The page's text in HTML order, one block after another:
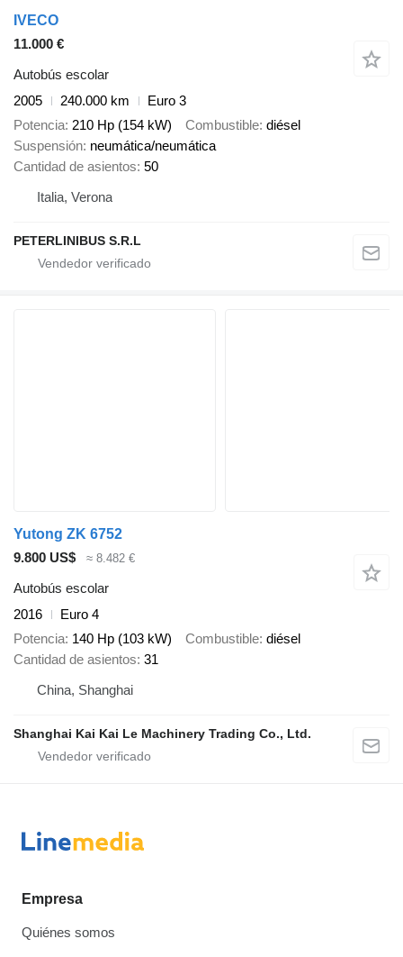
IVECO
11.000 €
Autobús escolar
2005
240.000 km
Euro 3
Potencia 210 Hp (154 kW) Combustible diésel
Suspensión neumática/neumática
Cantidad de asientos 50
Italia, Verona
PETERLINIBUS S.R.L
Yutong ZK 6752
9.800 US$
≈ 8.482 €
Autobús escolar
2016
Euro 4
Potencia 140 Hp (103 kW) Combustible diésel
Cantidad de asientos 31
China, Shanghai
Shanghai Kai Kai Le Machinery Trading Co., Ltd.
Empresa
Quiénes somos